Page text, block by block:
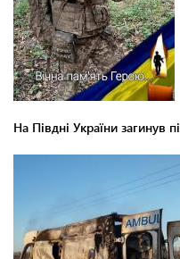
На Півдні України загинув